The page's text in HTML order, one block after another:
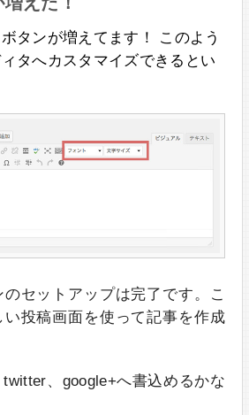
タンが増えてます！ このよう
タへカスタマイズできるとい
セットアップは完了です。こ
投稿画面を使って記事を作成
、google+へ書込めるかな